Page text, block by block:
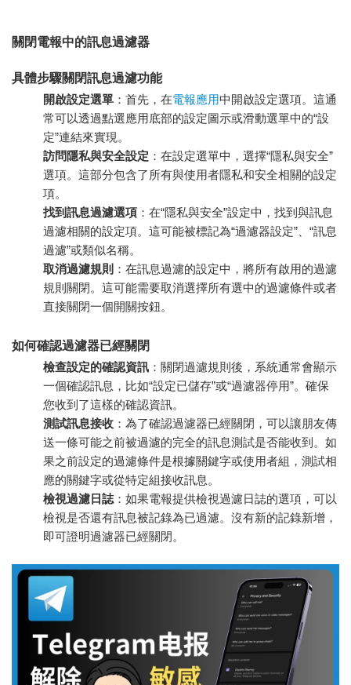
關閉電報中的訊息過濾器
具體步驟關閉訊息過濾功能
開啟設定選單 ：首先，在電報應用中開啟設定選項。這通
常可以透過點選應用底部的設定圖示或滑動選單中的“設
定”連結來實現。
訪問隱私與安全設定 ：在設定選單中，選擇“隱私與安全”
選項。這部分包含了所有與使用者隱私和安全相關的設定
項。
找到訊息過濾選項 ：在“隱私與安全”設定中，找到與訊息
過濾相關的設定項。這可能被標記為“過濾器設定”、“訊息
過濾”或類似名稱。
取消過濾規則 ：在訊息過濾的設定中，將所有啟用的過濾
規則關閉。這可能需要取消選擇所有選中的過濾條件或者
直接關閉一個開關按鈕。
如何確認過濾器已經關閉
檢查設定的確認資訊 ：關閉過濾規則後，系統通常會顯示
一個確認訊息，比如“設定已儲存”或“過濾器停用”。確保
您收到了這樣的確認資訊。
測試訊息接收 ：為了確認過濾器已經關閉，可以讓朋友傳
送一條可能之前被過濾的完全的訊息測試是否能收到。如
果之前設定的過濾條件是根據關鍵字或使用者組，測試相
應的關鍵字或從特定組接收訊息。
檢視過濾日誌 ：如果電報提供檢視過濾日誌的選項，可以
檢視是否還有訊息被記錄為已過濾。沒有新的記錄新增，
即可證明過濾器已經關閉。